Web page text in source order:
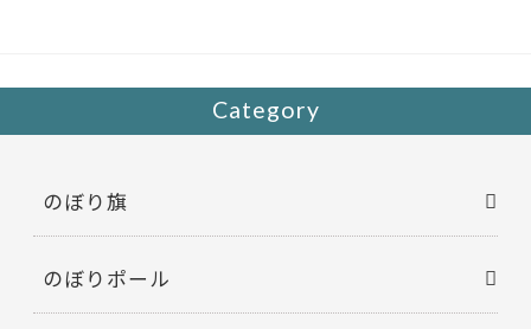
k Category
のぼり旗
のぼりポール